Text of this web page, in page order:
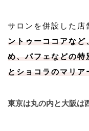
サロンを併設した店
ントゥーココアなど
め、パフェなどの特
とショコラのマリア
東京は丸の内と大阪は